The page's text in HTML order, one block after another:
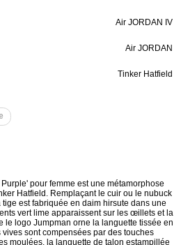
Air JORDAN IV
Air JORDAN
Tinker Hatfield
pour femme est une métamorphose
Hatfield. Remplaçant le cuir ou le nubuck
est fabriquée en daim hirsute dans une
vert lime apparaissent sur les œillets et la
le logo Jumpman orne la languette tissée en
sont compensées par des touches
moulées, la languette de talon estampillée